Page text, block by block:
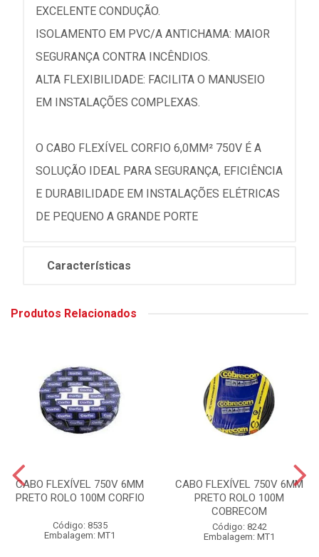
EXCELENTE CONDUÇÃO.
ISOLAMENTO EM PVC/A ANTICHAMA: MAIOR
SEGURANÇA CONTRA INCÊNDIOS.
ALTA FLEXIBILIDADE: FACILITA O MANUSEIO
EM INSTALAÇÕES COMPLEXAS.
O CABO FLEXÍVEL CORFIO 6,0MM² 750V É A
SOLUÇÃO IDEAL PARA SEGURANÇA, EFICIÊNCIA
E DURABILIDADE EM INSTALAÇÕES ELÉTRICAS
DE PEQUENO A GRANDE PORTE
Características
Produtos Relacionados
CABO FLEXÍVEL 750V 6MM
PRETO ROLO 100M CORFIO
Código: 8535
Embalagem: MT1
CABO FLEXÍVEL 750V 6MM
PRETO ROLO 100M
COBRECOM
Código: 8242
Embalagem: MT1